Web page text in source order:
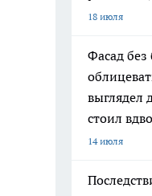
18 июля
Фасад
выглядел
стоил
14 июля